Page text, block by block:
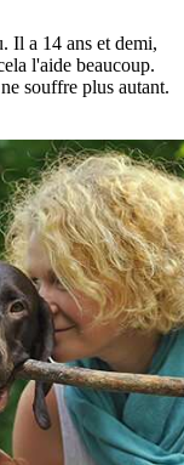
Il a 14 ans et demi,
l'aide beaucoup.
souffre plus autant.